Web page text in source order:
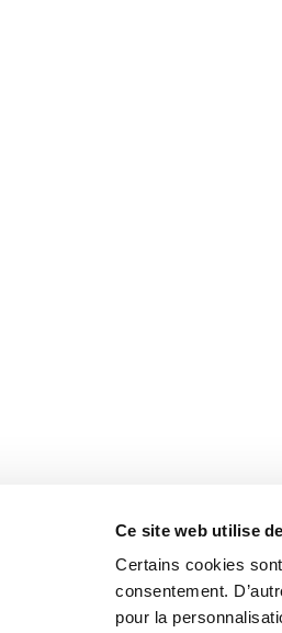
Ce site web utilise
Certains cookies
consentement.
pour la